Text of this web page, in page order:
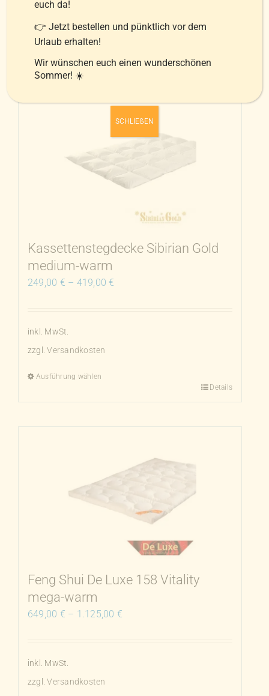
Ausführung wählen
Dieses
Produkt
mehrere
gewählt
werden
Kassettenstegdecke Sibirian Gold
medium-warm
249,00 € – 419,00€
inkl. MwSt.
zzgl.Versandkosten
Ausführung wählen
Produkt
gewählt
werden
Details
Feng Shui De Luxe 158 Vitality
mega-warm
649,00 € – 1.125,00 €
inkl. MwSt.
zzgl.Versandkosten
euch da!
👉 Jetzt bestellen und pünktlich vor dem
Urlaub erhalten!
Wir wünschen euch einen wunderschönen
Sommer! ☀️
SCHLIEẞEN